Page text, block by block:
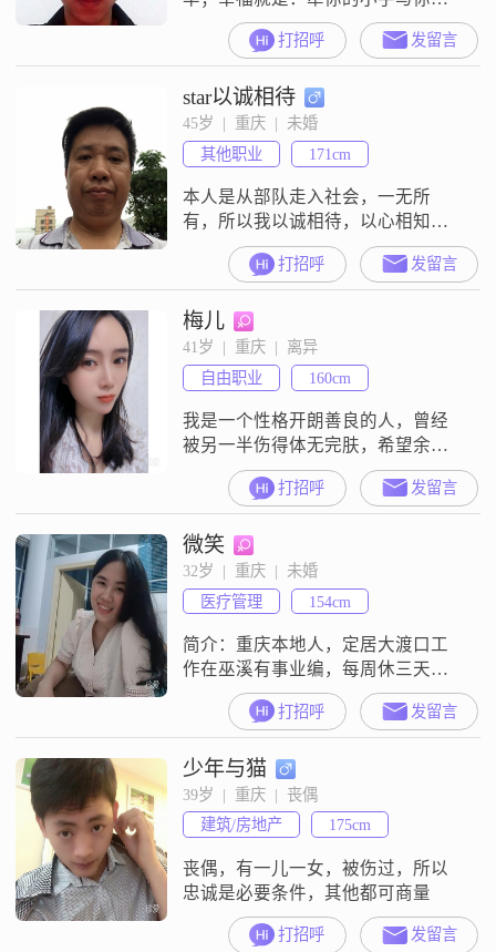
度夕阳；幸福就是：你永远开心快
打招呼 发留言
star以诚相待
45岁  |  重庆  |  未婚
其他职业
171cm
本人是从部队走入社会，一无所
有，所以我以诚相待，以心相知：
以礼相通，以和为贵：但真正明白
这句话的时候：以三十出头了：家
穷人丑，农村户口，只有二千块钱
的工资，你看能不能养家糊口？城
市套路深，我要回农村，种块红苕
地，吃点红苕根！！！
打招呼 发留言
梅儿
41岁  |  重庆  |  离异
自由职业
160cm
我是一个性格开朗善良的人，曾经
被另一半伤得体无完肤，希望余生
能找一个真正爱我的人
打招呼 发留言
微笑
32岁  |  重庆  |  未婚
医疗管理
154cm
简介：重庆本地人，定居大渡口工
作在巫溪有事业编，每周休三天，
善良脾气好，阳光爱笑的女孩，圈
子干净奔结婚而来，希望他工作稳
定专一顾家，能授受区县工作的现
实，寻奉节万州以及重庆主城区以
内有诚意的男生。
打招呼 发留言
少年与猫
39岁  |  重庆  |  丧偶
建筑/房地产
175cm
丧偶，有一儿一女，被伤过，所以
忠诚是必要条件，其他都可商量
打招呼 发留言